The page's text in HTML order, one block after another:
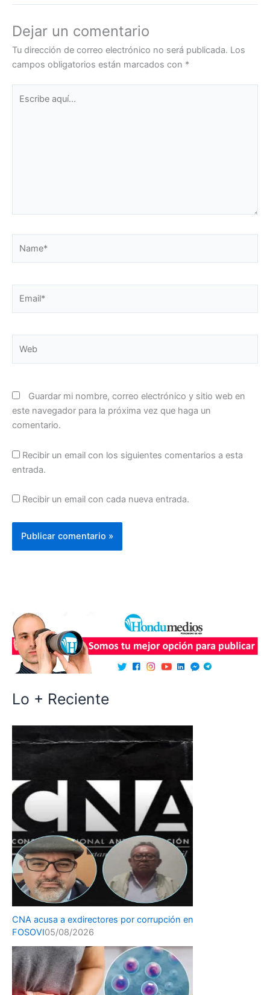
Dejar un comentario
Tu dirección de correo electrónico no será publicada. Los
campos obligatorios están marcados con *
Guardar mi nombre, correo electrónico y sitio web en
este navegador para la próxima vez que haga un
comentario.
Recibir un email con los siguientes comentarios a esta
entrada.
Recibir un email con cada nueva entrada.
Lo + Reciente
CNA acusa a exdirectores por corrupción en
FOSOVI05/08/2026